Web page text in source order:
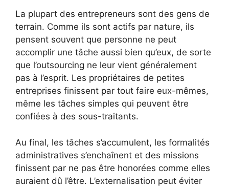
La plupart des entrepreneurs sont des gens de
terrain. Comme ils sont actifs par nature, ils
pensent souvent que personne ne peut
accomplir une tâche aussi bien qu’eux, de sorte
que l’outsourcing ne leur vient généralement
pas à l’esprit. Les propriétaires de petites
entreprises finissent par tout faire eux-mêmes,
même les tâches simples qui peuvent être
confiées à des sous-traitants.
Au final, les tâches s’accumulent, les formalités
administratives s’enchaînent et des missions
finissent par ne pas être honorées comme elles
auraient dû l’être. L’externalisation peut éviter